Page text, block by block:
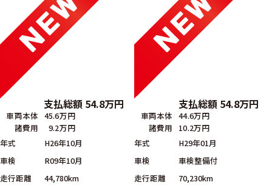
支払総額 54.8万円
車両本体 45.6万円
諸費用
9.2万円
年式
H26年10月
車検
R09年10月
走行距離
44,780km
支払総額 54.8万円
車両本体 44.6万円
諸費用
10.2万円
年式
H29年01月
車検
車検整備付
走行距離
70,230km